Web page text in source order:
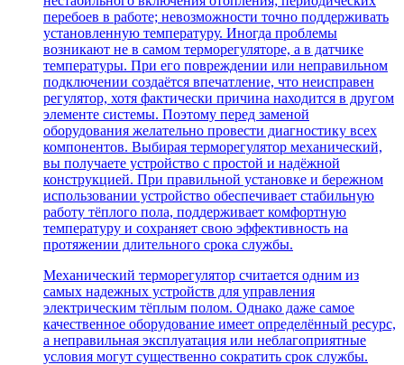
перебоев в работе; невозможности точно поддерживать
установленную температуру. Иногда проблемы
возникают не в самом терморегуляторе, а в датчике
температуры. При его повреждении или неправильном
подключении создаётся впечатление, что неисправен
регулятор, хотя фактически причина находится в другом
элементе системы. Поэтому перед заменой
оборудования желательно провести диагностику всех
компонентов. Выбирая терморегулятор механический,
вы получаете устройство с простой и надёжной
конструкцией. При правильной установке и бережном
использовании устройство обеспечивает стабильную
работу тёплого пола, поддерживает комфортную
температуру и сохраняет свою эффективность на
протяжении длительного срока службы.
Механический терморегулятор считается одним из
самых надежных устройств для управления
электрическим тёплым полом. Однако даже самое
качественное оборудование имеет определённый ресурс,
а неправильная эксплуатация или неблагоприятные
условия могут существенно сократить срок службы.